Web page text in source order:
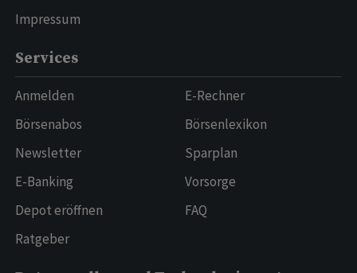
Impressum
Services
Anmelden
Börsenabos
Newsletter
E-Banking
Depot eröffnen
Ratgeber
E-Rechner
Börsenlexikon
Sparplan
Vorsorge
FAQ